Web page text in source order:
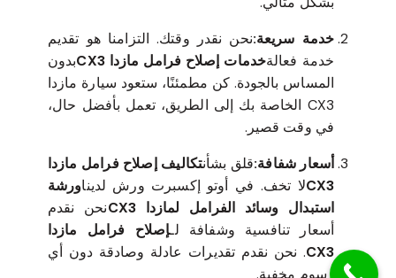
خدمة سريعة:نحن نقدر وقتك. التزامنا هو تقديم
خدمة فعالةخدمات إصلاح فرامل مازدا CX3
بدون
المساس بالجودة. كن مطمئنًا، ستعود سيارة مازدا
CX3 الخاصة بك إلى الطريق، تعمل بأفضل حال،
في وقت قصير.
أسعار شفافة:قلق بشأنتكاليف إصلاح فرامل مازدا
CX3لا تخف. في أوتو إكسبرت ورش لديناورشة
استبدال وسائد الفرامل لمازدا CX3
نحن نقدم
أسعار تنافسية وشفافة لـإصلاح فرامل مازدا
CX3. نحن نقدم تقديرات عادلة وصادقة دون أي
رسوم مخفية.